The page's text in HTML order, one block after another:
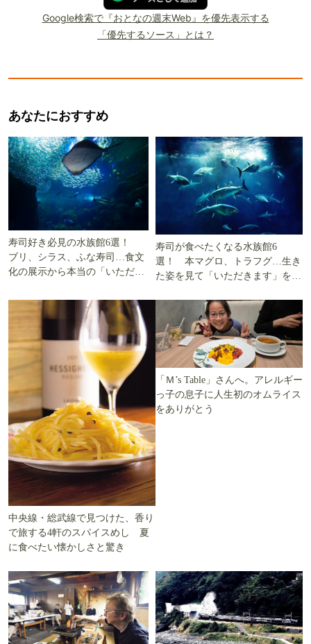
Google検索で『おとなの週末Web』を優先表示する
「優先するソース」とは？
あなたにおすすめ
寿司好き必見の水族館6選！
ブリ、シラス、ふな寿司…食文
化の展示から本当の「いただき
寿司が食べたくなる水族館6
選！ 本マグロ、トラフグ…生き
た姿を見て「いただきます」を考
中央線・総武線で見つけた、香り
で旅する4軒のスパイスめし 夏
に食べたい懐かしさと驚き
「Ｍ’s Table」さんへ。アレルギー
っ子の息子に人生初のオムライス
をありがとう